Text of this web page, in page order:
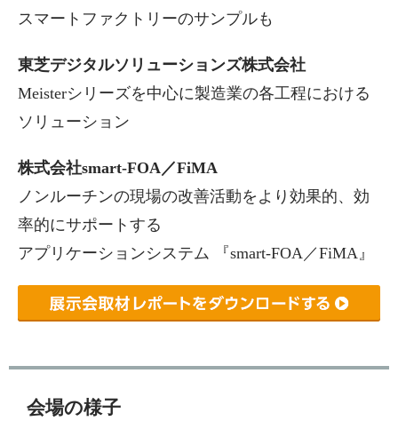
スマートファクトリーのサンプルも
東芝デジタルソリューションズ株式会社
Meisterシリーズを中心に製造業の各工程における
ソリューション
株式会社smart-FOA／FiMA
ノンルーチンの現場の改善活動をより効果的、効
率的にサポートする
アプリケーションシステム 『smart-FOA／FiMA』
会場の様子